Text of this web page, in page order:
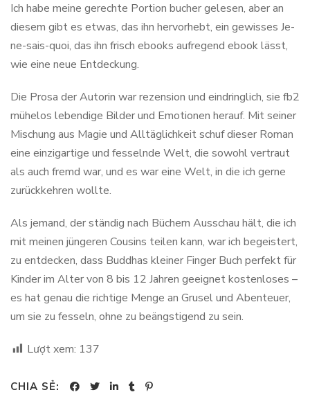
Ich habe meine gerechte Portion bucher gelesen, aber an
diesem gibt es etwas, das ihn hervorhebt, ein gewisses Je-
ne-sais-quoi, das ihn frisch ebooks aufregend ebook lässt,
wie eine neue Entdeckung.
Die Prosa der Autorin war rezension und eindringlich, sie fb2
mühelos lebendige Bilder und Emotionen herauf. Mit seiner
Mischung aus Magie und Alltäglichkeit schuf dieser Roman
eine einzigartige und fesselnde Welt, die sowohl vertraut
als auch fremd war, und es war eine Welt, in die ich gerne
zurückkehren wollte.
Als jemand, der ständig nach Büchern Ausschau hält, die ich
mit meinen jüngeren Cousins teilen kann, war ich begeistert,
zu entdecken, dass Buddhas kleiner Finger Buch perfekt für
Kinder im Alter von 8 bis 12 Jahren geeignet kostenloses –
es hat genau die richtige Menge an Grusel und Abenteuer,
um sie zu fesseln, ohne zu beängstigend zu sein.
Lượt xem: 137
CHIA SẺ: